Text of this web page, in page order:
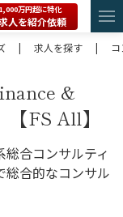
万円超に特化
人を紹介依頼
| 求人を探す |
&
FS All】
合コンサルティ
総合的なコンサル